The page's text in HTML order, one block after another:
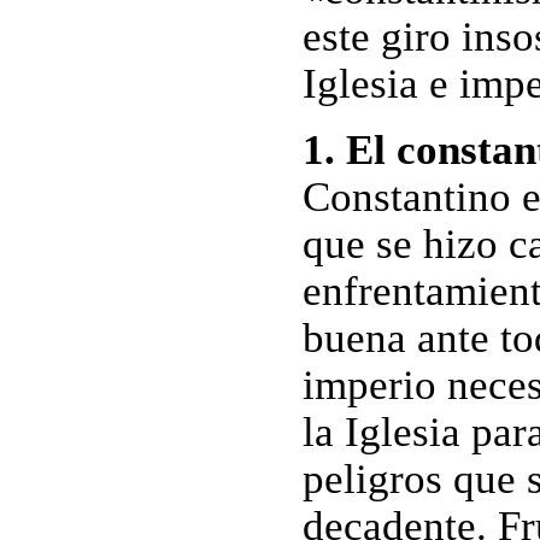
este giro
Iglesia e
1. El
Constantino
que se hizo
buena ante
imperio
la Iglesia
peligros que
decadente.